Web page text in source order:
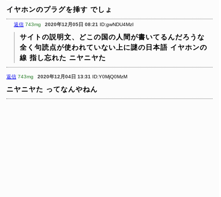
イヤホンのプラグを挿す でしょ
返信 743mg 2020年12月05日 08:21 ID:gwNDU4MzI
サイトの説明文、どこの国の人間が書いてるんだろうな
全く句読点が使われていない上に謎の日本語 イヤホンの
線 指し忘れた ニヤニヤた
返信 743mg 2020年12月04日 13:31 ID:Y0MjQ0MzM
ニヤニヤた ってなんやねん